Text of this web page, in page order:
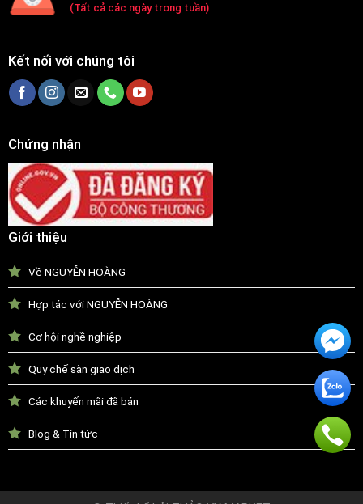
(Tất cả các ngày trong tuần)
Kết nối với chúng tôi
Chứng nhận
Giới thiệu
Về NGUYỄN HOÀNG
Hợp tác với NGUYỄN HOÀNG
Cơ hội nghề nghiệp
Quy chế sàn giao dịch
Các khuyến mãi đã bán
Blog & Tin tức